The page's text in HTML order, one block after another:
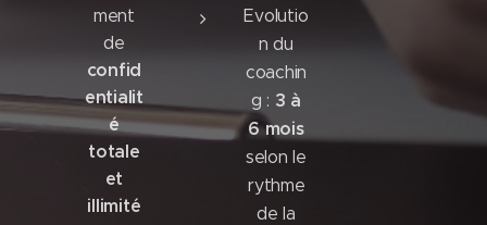
ment
de
confid
entialit
é
totale
et
illimité
Evolutio
n du
coachin
g : 3 à
6 mois
selon le
rythme
de la